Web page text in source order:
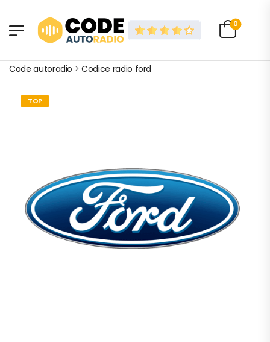
0
Code autoradio >Codice radio ford
TOP